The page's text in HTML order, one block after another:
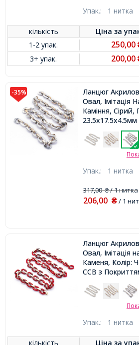
Упак.: 1 нитка
кількість Ціна за
1-2 упак.
250,00
3+ упак. 200,00
-35%
Ланцюг
Овал, Імітація
Каміння, Сірий,
23.5x17.5x4.5мм
Упак.: 1 нитка
317,00₴/ 1 нитка
206,00 ₴/ 1
Ланцюг
Овал, Імітація
Каменя, Колір:
CCB з
23.5x17.5x4.5мм
1м / нитка,
Упак.: 1 нитка
кількість Ціна за